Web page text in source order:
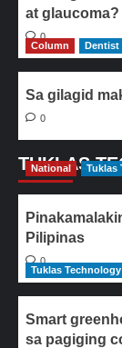
at glaucoma?
0
Column
Dentist
Sa gilagid
0
TUKLAS
National Tuklas
Pilipinas
0
Tuklas Technology
Smart
sa pagiging